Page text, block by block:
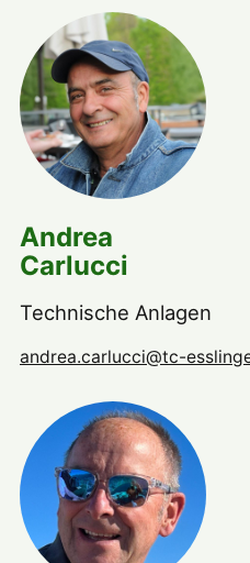
Andrea
Carlucci
Technische Anlagen
andrea.carlucci@tc-